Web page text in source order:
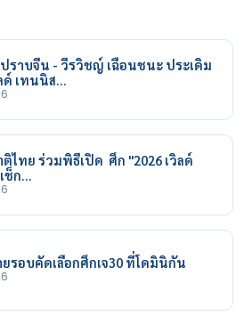
าบจีน - วีรวิชญ์ เฉือนชนะ ประเดิม
ด์ เทนนิส…
ไทย ร่วมพิธีเปิด ศึก "2026 เวิลด์
ช็ก…
รอบคัดเลือกศึกเจ30 ที่โดมินิกัน